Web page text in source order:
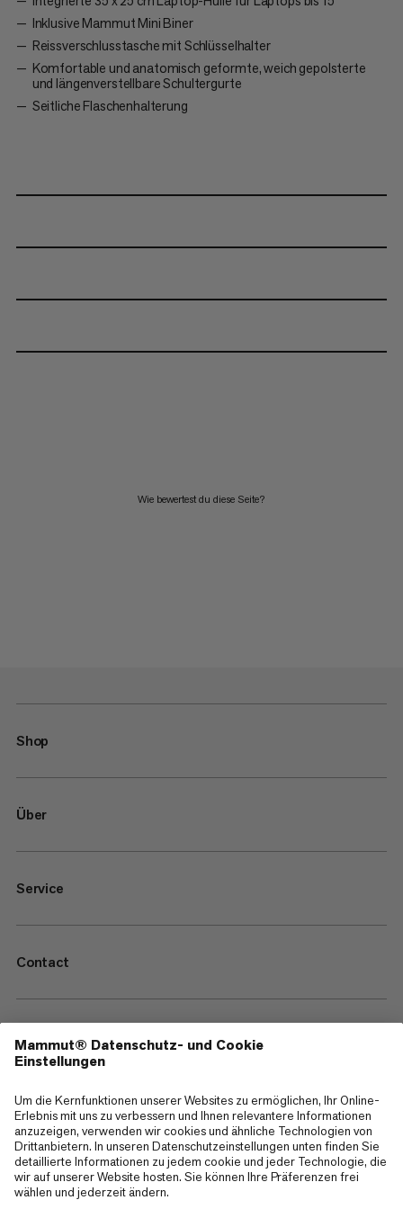
Inklusive Mammut Mini Biner
Reissverschlusstasche mit Schlüsselhalter
Komfortable und anatomisch geformte, weich gepolsterte
und längenverstellbare Schultergurte
Seitliche Flaschenhalterung
Wie bewertest du diese Seite?
Shop
Über
Service
Contact
—
Sitemap
Cookies